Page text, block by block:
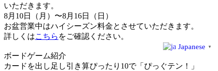
いただきます。
8月10日（月）〜8月16日（日）
お盆営業中はハイシーズン料金とさせていただきます。
詳しくはこちら をご確認ください。
Japanese ▼
ボードゲーム紹介
カードを出し足し引き算ぴったり10で「ぴっぐテン！」